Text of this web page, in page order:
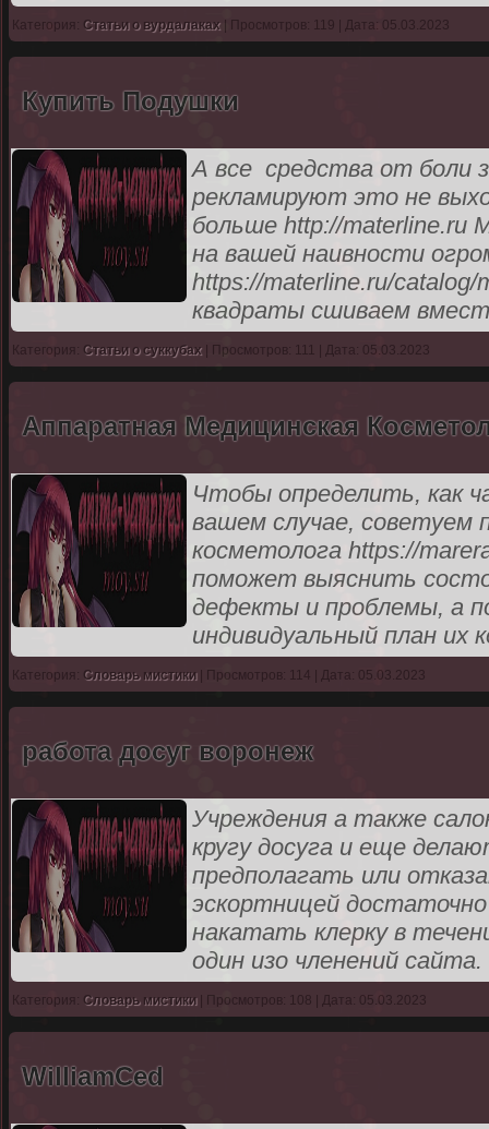
Категория: Статьи о вурдалаках | Просмотров: 119 | Дата: 05.03.2023
Купить Подушки
А все средства от боли
рекламируют это не
больше http://
на вашей наивности
https://materline.ru/catalog/
квадраты сшиваем
Категория: Статьи о суккубах | Просмотров: 111 | Дата: 05.03.2023
Аппаратная Медицинская
Чтобы определить, как
вашем случае, советуем
косметолога https://
поможет выяснить
дефекты и проблемы, а
индивидуальный план их
Категория: Словарь мистики| Просмотров: 114 | Дата: 05.03.2023
работа досуг воронеж
Учреждения а также
кругу досуга и еще
предполагать или
эскортницей
накатать клерку в
один изо членений
Категория: Словарь мистики| Просмотров: 108 | Дата: 05.03.2023
WilliamCed